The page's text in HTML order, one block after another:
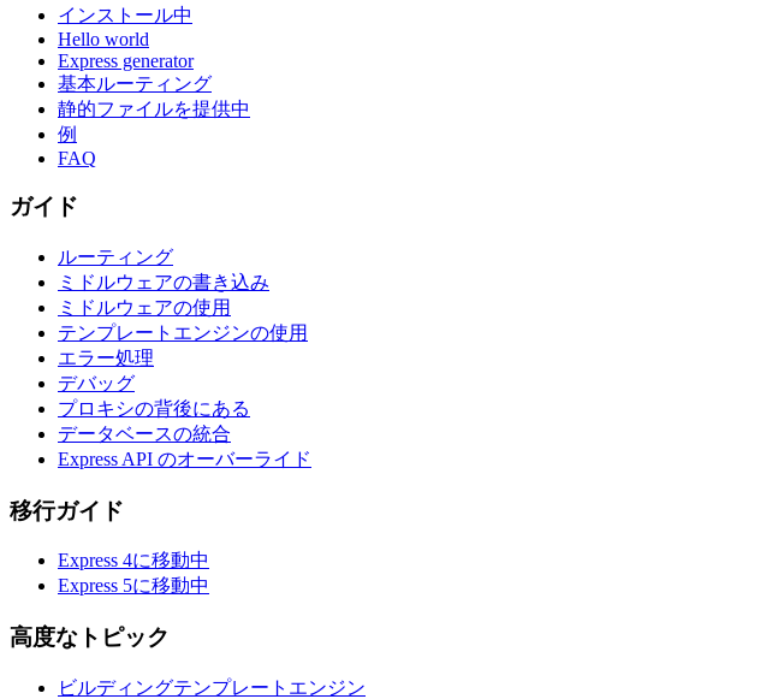
インストール中
Hello world
Express generator
基本ルーティング
静的ファイルを提供中
例
FAQ
ガイド
ルーティング
ミドルウェアの書き込み
ミドルウェアの使用
テンプレートエンジンの使用
エラー処理
デバッグ
プロキシの背後にある
データベースの統合
Express API のオーバーライド
移行ガイド
Express 4に移動中
Express 5に移動中
高度なトピック
ビルディングテンプレートエンジン